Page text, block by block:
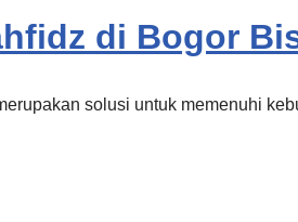
di Bogor
solusi untuk memenuhi